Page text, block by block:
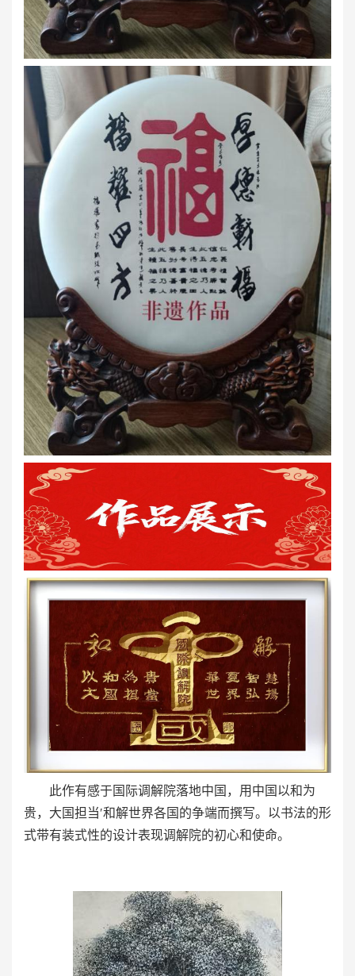
此作有感于国际调解院落地中国，用中国以和为
贵，大国担当′和解世界各国的争端而撰写。以书法的形
式带有装式性的设计表现调解院的初心和使命。